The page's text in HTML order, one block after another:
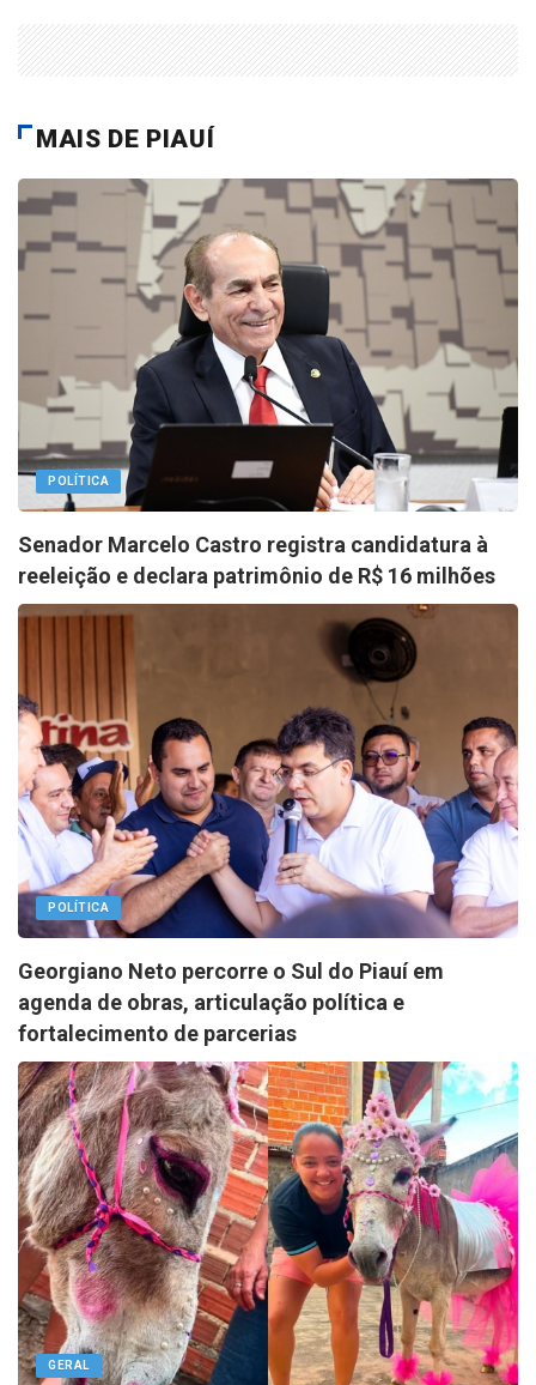
MAIS DE PIAUÍ
POLÍTICA
Senador Marcelo Castro registra candidatura à
reeleição e declara patrimônio de R$ 16 milhões
POLÍTICA
Georgiano Neto percorre o Sul do Piauí em
agenda de obras, articulação política e
fortalecimento de parcerias
GERAL